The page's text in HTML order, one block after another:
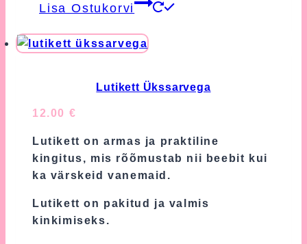
Lisa Ostukorvi
Lutikett Ükssarvega
12.00 €
Lutikett on armas ja praktiline
kingitus, mis rõõmustab nii beebit kui
ka värskeid vanemaid.
Lutikett on pakitud ja valmis
kinkimiseks.